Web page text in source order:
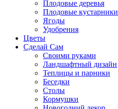
Плодовые деревья
Плодовые кустарники
Ягоды
Удобрения
Цветы
Сделай Сам
Своими руками
Ландшафтный дизайн
Теплицы и парники
Беседки
Столы
Кормушки